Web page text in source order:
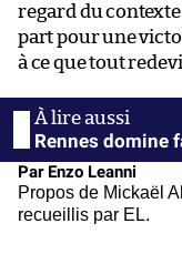
regard du
part pour une
à ce que tout
Rennes domine
Par Enzo Leanni
Propos de Mickaël
recueillis par EL.